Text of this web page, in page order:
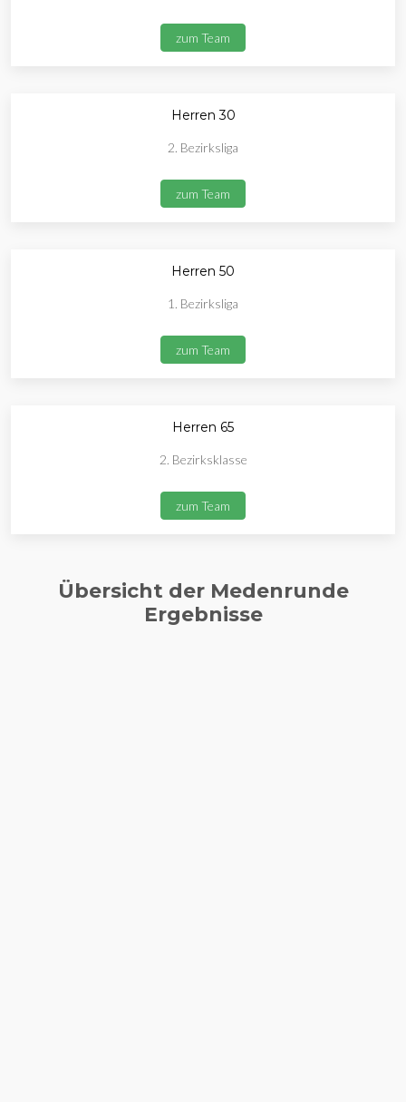
zum Team
Herren 30
2. Bezirksliga
zum Team
Herren 50
1. Bezirksliga
zum Team
Herren 65
2. Bezirksklasse
zum Team
Übersicht der Medenrunde
Ergebnisse